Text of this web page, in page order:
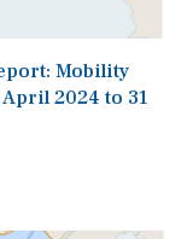
Mobility
2024 to 31